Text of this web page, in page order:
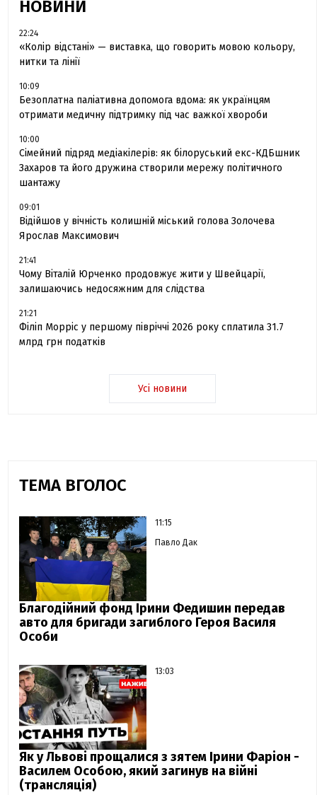
НОВИНИ
22:24
«Колір відстані» — виставка, що говорить мовою кольору,
нитки та лінії
10:09
Безоплатна паліативна допомога вдома: як українцям
отримати медичну підтримку під час важкої хвороби
10:00
Сімейний підряд медіакілерів: як білоруський екс-КДБшник
Захаров та його дружина створили мережу політичного
шантажу
09:01
Відійшов у вічність колишній міський голова Золочева
Ярослав Максимович
21:41
Чому Віталій Юрченко продовжує жити у Швейцарії,
залишаючись недосяжним для слідства
21:21
Філіп Морріс у першому півріччі 2026 року сплатила 31.7
млрд грн податків
Усі новини
ТЕМА ВГОЛОС
11:15
Павло Дак
Благодійний фонд Ірини Федишин передав
авто для бригади загиблого Героя Василя
Особи
13:03
Як у Львові прощалися з зятем Ірини Фаріон -
Василем Особою, який загинув на війні
(трансляція)